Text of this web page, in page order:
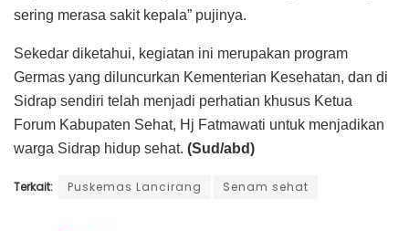
sering merasa sakit kepala” pujinya.
Sekedar diketahui, kegiatan ini merupakan program
Germas yang diluncurkan Kementerian Kesehatan, dan di
Sidrap sendiri telah menjadi perhatian khusus Ketua
Forum Kabupaten Sehat, Hj Fatmawati untuk menjadikan
warga Sidrap hidup sehat. (Sud/abd)
Terkait: Puskemas Lancirang Senam sehat